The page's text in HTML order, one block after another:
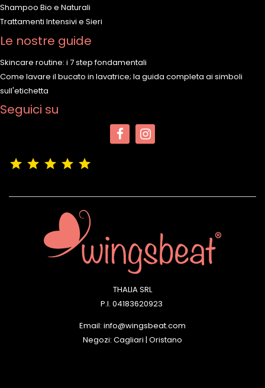
Shampoo Bio e Naturali
Trattamenti Intensivi e Sieri
Le nostre guide
Skincare routine: i 7 step fondamentali
Come lavare il bucato in lavatrice; la guida completa ai simboli
sull'etichetta
Seguici su
THALIA SRL
P.I. 04183620923
Email: info@wingsbeat.com
Negozi: Cagliari | Oristano